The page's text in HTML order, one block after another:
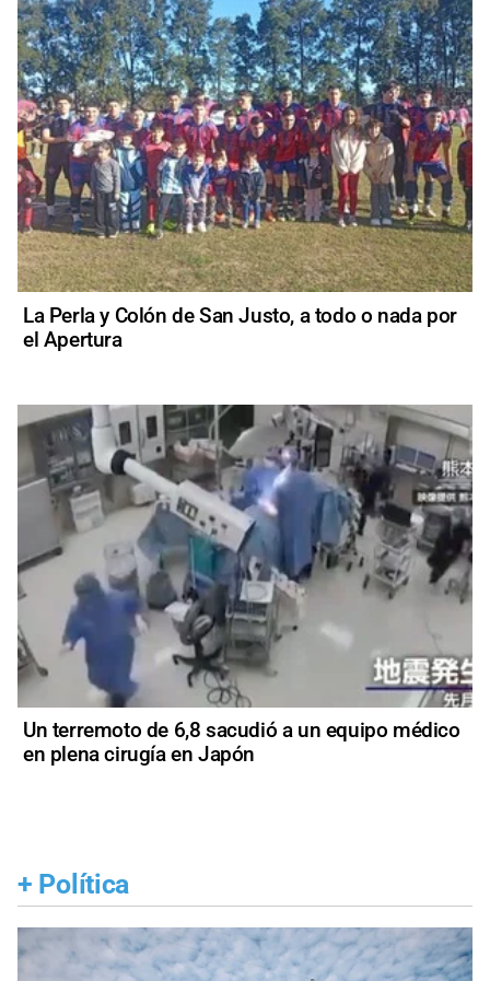
La Perla y Colón de San Justo, a todo o nada por
el Apertura
Un terremoto de 6,8 sacudió a un equipo médico
en plena cirugía en Japón
+ Política